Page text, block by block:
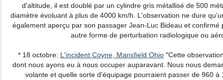
d'altitude, il est doublé par un cylindre gris métallisé de 500
diamètre évoluant à plus de 4000 km/h. L'observation ne dure
également aperçu par son passager Jean-Luc Bideau et
autre forme de perturbation radiologique ou
* 18 octobre: L'incident Coyne, Mansfield Ohio"Cette
dont nous ayons eu à nous occuper auparavant. Nous nous
volante et quelle sorte d'équipage pourraient passer de 960 à